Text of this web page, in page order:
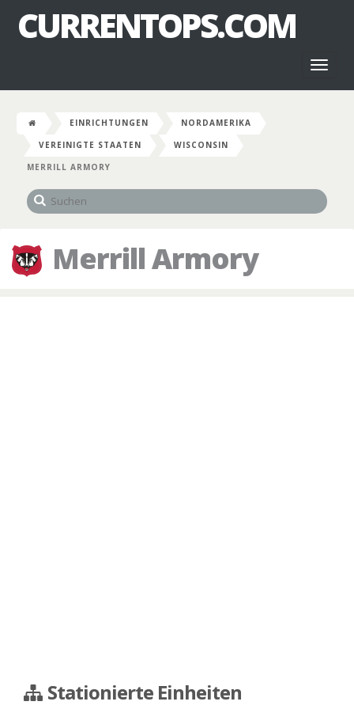
CURRENTOPS.COM
EINRICHTUNGEN
NORDAMERIKA
VEREINIGTE STAATEN
WISCONSIN
MERRILL ARMORY
Merrill Armory
Stationierte Einheiten